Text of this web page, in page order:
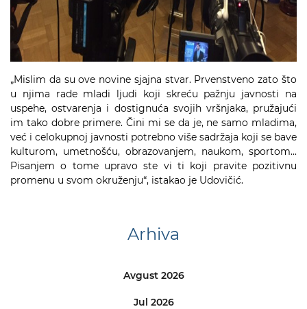
„Mislim da su ove novine sjajna stvar. Prvenstveno zato što
u njima rade mladi ljudi koji skreću pažnju javnosti na
uspehe, ostvarenja i dostignuća svojih vršnjaka, pružajući
im tako dobre primere. Čini mi se da je, ne samo mladima,
već i celokupnoj javnosti potrebno više sadržaja koji se bave
kulturom, umetnošću, obrazovanjem, naukom, sportom...
Pisanjem o tome upravo ste vi ti koji pravite pozitivnu
promenu u svom okruženju“, istakao je Udovičić.
Arhiva
Avgust 2026
Jul 2026